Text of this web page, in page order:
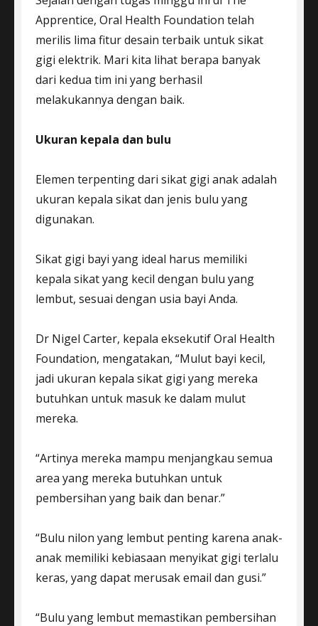
Apprentice, Oral Health Foundation telah
merilis lima fitur desain terbaik untuk sikat
gigi elektrik. Mari kita lihat berapa banyak
dari kedua tim ini yang berhasil
melakukannya dengan baik.
Ukuran kepala dan bulu
Elemen terpenting dari sikat gigi anak adalah
ukuran kepala sikat dan jenis bulu yang
digunakan.
Sikat gigi bayi yang ideal harus memiliki
kepala sikat yang kecil dengan bulu yang
lembut, sesuai dengan usia bayi Anda.
Dr Nigel Carter, kepala eksekutif Oral Health
Foundation, mengatakan, “Mulut bayi kecil,
jadi ukuran kepala sikat gigi yang mereka
butuhkan untuk masuk ke dalam mulut
mereka.
“Artinya mereka mampu menjangkau semua
area yang mereka butuhkan untuk
pembersihan yang baik dan benar.”
“Bulu nilon yang lembut penting karena anak-
anak memiliki kebiasaan menyikat gigi terlalu
keras, yang dapat merusak email dan gusi.”
“Bulu yang lembut memastikan pembersihan